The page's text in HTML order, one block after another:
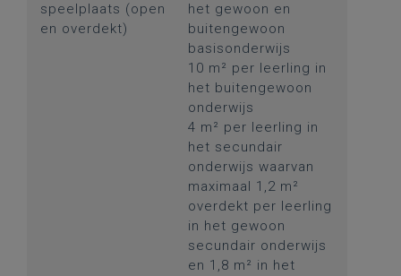
speelplaats (open
en overdekt)
het gewoon en
buitengewoon
basisonderwijs
10 m² per leerling in
het buitengewoon
onderwijs
4 m² per leerling in
het secundair
onderwijs waarvan
maximaal 1,2 m²
overdekt per leerling
in het gewoon
secundair onderwijs
en 1,8 m² in het